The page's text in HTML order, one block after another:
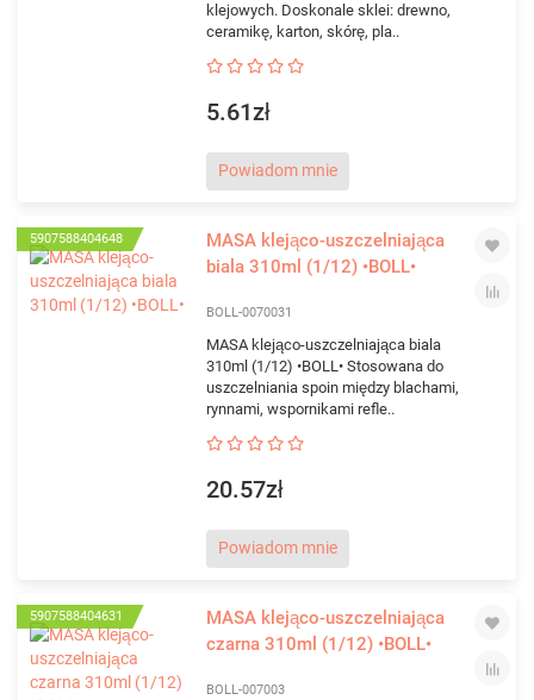
klejowych. Doskonale sklei: drewno,
ceramikę, karton, skórę, pla..
5.61zł
Powiadom mnie
5907588404648
MASA klejąco-uszczelniająca
biala 310ml (1/12) •BOLL•
BOLL-0070031
MASA klejąco-uszczelniająca biala
310ml (1/12) •BOLL• Stosowana do
uszczelniania spoin między blachami,
rynnami, wspornikami refle..
20.57zł
Powiadom mnie
5907588404631
MASA klejąco-uszczelniająca
czarna 310ml (1/12) •BOLL•
BOLL-007003